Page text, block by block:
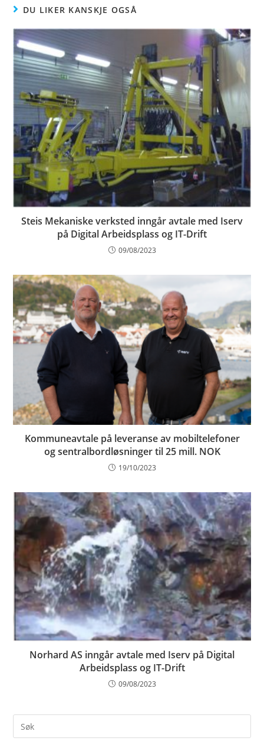
DU LIKER KANSKJE OGSÅ
Steis Mekaniske verksted inngår avtale med Iserv
på Digital Arbeidsplass og IT-Drift
09/08/2023
Kommuneavtale på leveranse av mobiltelefoner
og sentralbordløsninger til 25 mill. NOK
19/10/2023
Norhard AS inngår avtale med Iserv på Digital
Arbeidsplass og IT-Drift
09/08/2023